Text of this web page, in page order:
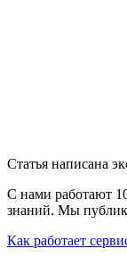
Статья написана
С нами работают
знаний. Мы
Как работает